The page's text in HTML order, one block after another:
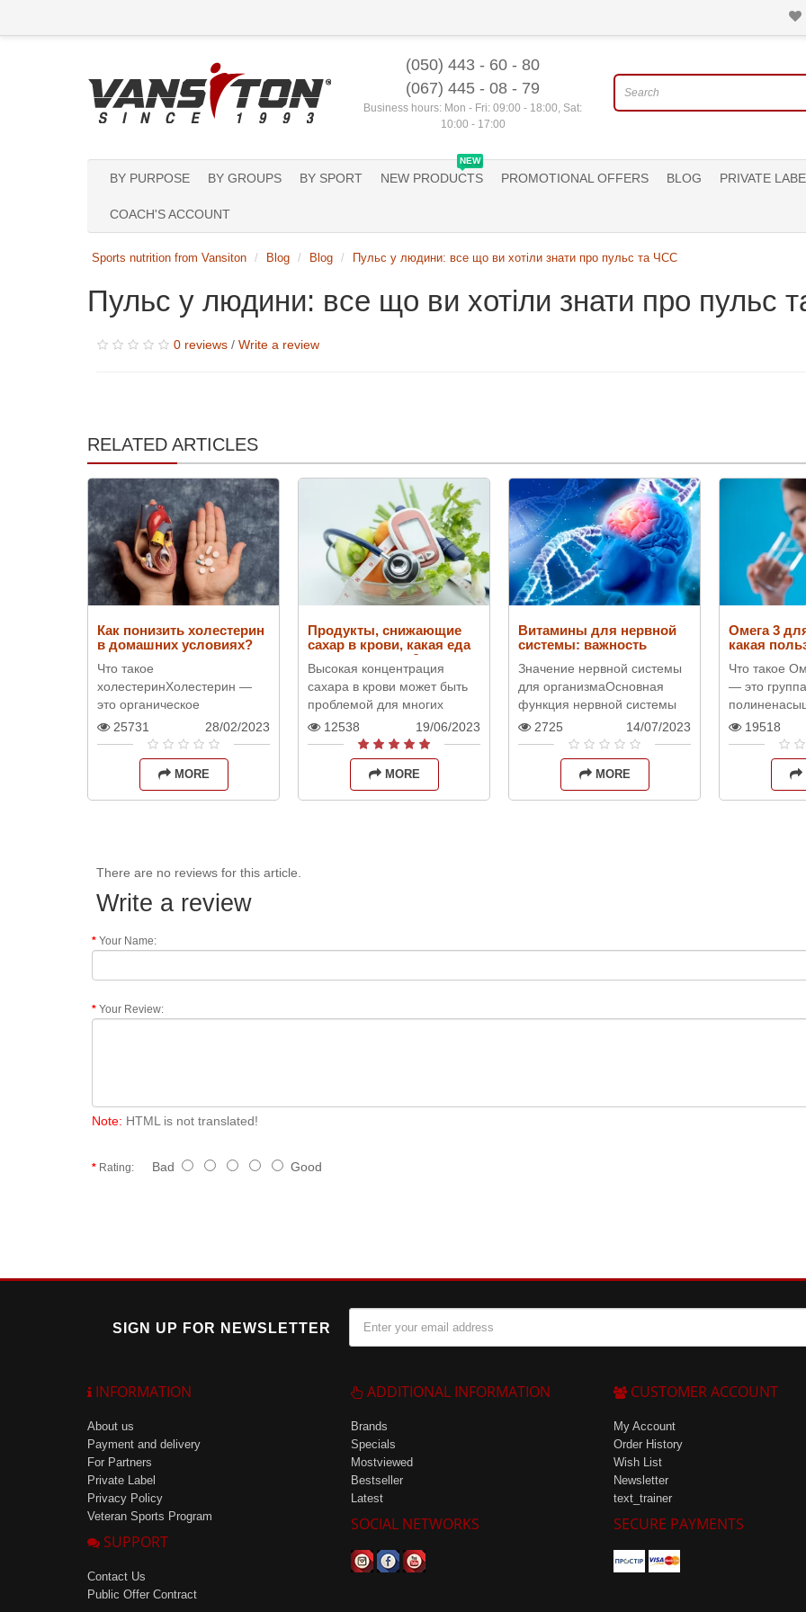
(050) 443 - 60 - 80
(067) 445 - 08 - 79
Business hours: Mon - Fri: 09:00 - 18:00, Sat:
10:00 - 17:00
BY PURPOSE BY GROUPS BY SPORT
NEW
NEW PRODUCTS PROMOTIONAL OFFERS BLOG PRIVATE
COACH'S ACCOUNT
Sports nutrition from Vansiton Blog Blog Пульс у людини: все що ви хотіли знати про пульс та ЧСС
Пульс у людини: все що ви хотіли знати про пульс
0 reviews/ Write a review
RELATED ARTICLES
Как понизить холестерин
в домашних условиях?
Что такое
холестеринХолестерин —
это органическое
соединение, которое
является важным
компонентом клеточных
мембран, а также
используется для синтеза ..
25731 28/02/2023
MORE
Продукты, снижающие
сахар в крови, какая еда
в этом поможет?
Высокая концентрация
сахара в крови может быть
проблемой для многих
людей, особенно для тех,
кто имеет диабет или
сталкивается с проблемами
инсулиноре..
12538 19/06/2023
MORE
Витамины для нервной
системы: важность
Значение нервной системы
для организмаОсновная
функция нервной системы
состоит в передаче сигналов
между разными частями
организма, позволяя
координир..
2725 14/07/2023
MORE
Омега 3
какая
Что такое
— это группа
кислот,
роль в
организма
известными
19518
There are no reviews for this article.
Write a review
Your Name:
Your Review:
Note: HTML is not translated!
Rating: Bad Good
SIGN UP FOR NEWSLETTER
INFORMATION
About us
Payment and delivery
For Partners
Private Label
Privacy Policy
Veteran Sports Program
SUPPORT
Contact Us
Public Offer Contract
ADDITIONAL INFORMATION
Brands
Specials
Mostviewed
Bestseller
Latest
SOCIAL NETWORKS
CUSTOMER ACCOUNT
My Account
Order History
Wish List
Newsletter
text_trainer
SECURE PAYMENTS